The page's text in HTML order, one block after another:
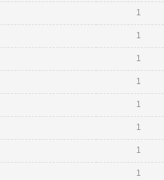
1
1
1
1
1
1
1
1